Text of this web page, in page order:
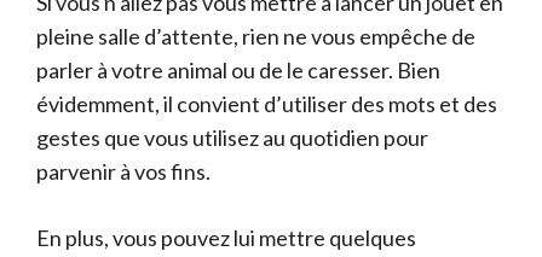
pleine salle d’attente, rien ne vous empêche de
parler à votre animal ou de le caresser. Bien
évidemment, il convient d’utiliser des mots et des
gestes que vous utilisez au quotidien pour
parvenir à vos fins.
En plus, vous pouvez lui mettre quelques